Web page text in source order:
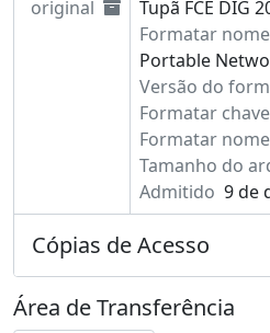
original
Tupã FCE DIG
Formatar nome
Portable
Versão do
Formatar
Formatar
Tamanho do
Admitido 9 de
Cópias de Acesso
Área de Transferência